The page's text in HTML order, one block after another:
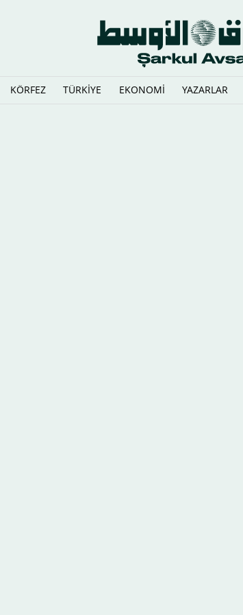
KÖRFEZ TÜRKİYE EKONOMİ YAZARLAR